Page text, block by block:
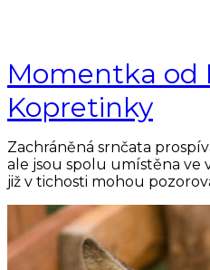
Momentka od
Kopretinky
Zachráněná srnčata
ale jsou spolu umístěna ve
již v tichosti mohou